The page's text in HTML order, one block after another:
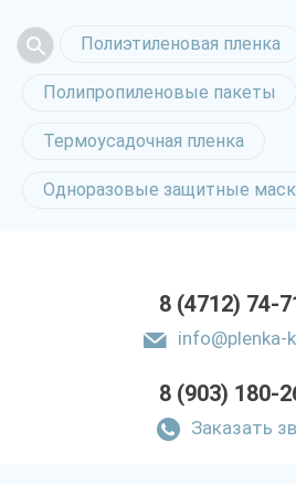
Полиэтиленовая пленка
Полипропиленовые пакеты
Термоусадочная пленка
Одноразовые защитные
8 (4712) 74-
info@plenka-
8 (903) 180-
Заказать